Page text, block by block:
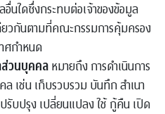
นใดซึ่งกระทบต่อเจ้าของข้อมูล
วกันตามที่คณะกรรมการคุ้มครอง
ศกำหนด
วนบุคคล หมายถึง การดำเนินการ
เช่น เก็บรวบรวม บันทึก สำเนา
รับปรุง เปลี่ยนแปลง ใช้ กู้คืน เปิด